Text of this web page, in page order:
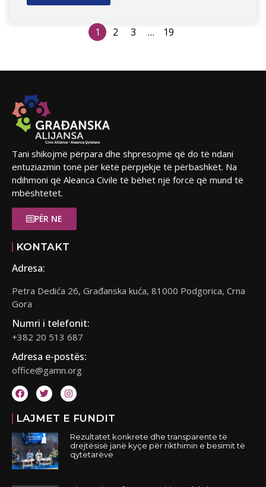
1 2 3 … 19
Tani shikojmë përpara dhe shpresojmë që do të ndani
entuziazmin tonë për këtë përpjekje të përbashkët. Na
ndihmoni që Aleanca Civile të bëhet një forcë që mund të
mbështetet.
PËR NE
KONTAKT
Adresa:
Petra Dedića 26, Građanska kuća, 81000 Podgorica, Crna
Gora
Numri i telefonit:
+382 20 513 687
Adresa e-postës:
office@gamn.org
LAJMET E FUNDIT
Rezultatet konkrete dhe transparente të
drejtësisë janë kyçe për rikthimin e besimit të
qytetarëve